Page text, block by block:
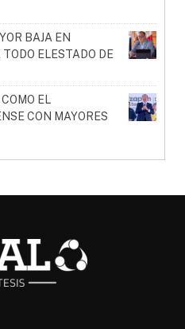
BAJA EN
TODO ELESTADO DE
EL
CON MAYORES